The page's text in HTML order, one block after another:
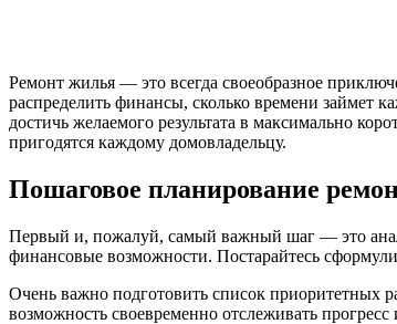
Ремонт жилья — это всегда своеобразное
распределить финансы, сколько времени займет
достичь желаемого результата в максимально
пригодятся каждому домовладельцу.
Пошаговое планирование
Первый и, пожалуй, самый важный шаг — это
финансовые возможности. Постарайтесь
Очень важно подготовить список приоритетных
возможность своевременно отслеживать